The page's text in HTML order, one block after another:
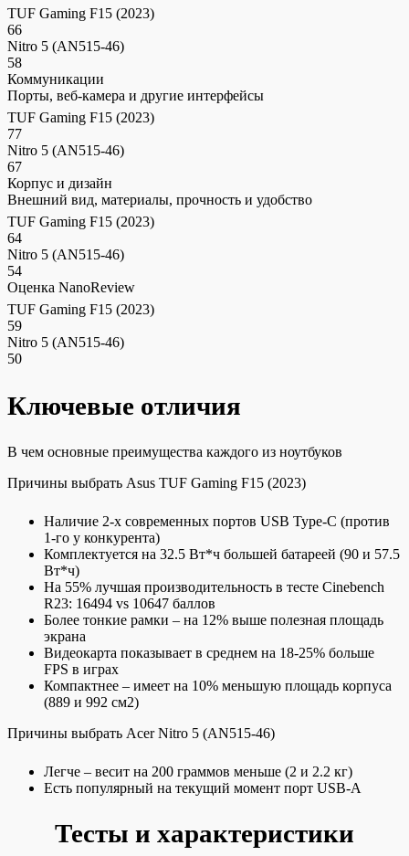
TUF Gaming F15 (2023)
66
Nitro 5 (AN515-46)
58
Коммуникации
Порты, веб-камера и другие интерфейсы
TUF Gaming F15 (2023)
77
Nitro 5 (AN515-46)
67
Корпус и дизайн
Внешний вид, материалы, прочность и удобство
TUF Gaming F15 (2023)
64
Nitro 5 (AN515-46)
54
Оценка NanoReview
TUF Gaming F15 (2023)
59
Nitro 5 (AN515-46)
50
Ключевые отличия
В чем основные преимущества каждого из ноутбуков
Причины выбрать Asus TUF Gaming F15 (2023)
Наличие 2-х современных портов USB Type-C (против
1-го у конкурента)
Комплектуется на 32.5 Вт*ч большей батареей (90 и 57.5
Вт*ч)
На 55% лучшая производительность в тесте Cinebench
R23: 16494 vs 10647 баллов
Более тонкие рамки – на 12% выше полезная площадь
экрана
Видеокарта показывает в среднем на 18-25% больше
FPS в играх
Компактнее – имеет на 10% меньшую площадь корпуса
(889 и 992 см2)
Причины выбрать Acer Nitro 5 (AN515-46)
Легче – весит на 200 граммов меньше (2 и 2.2 кг)
Есть популярный на текущий момент порт USB-A
Тесты и характеристики